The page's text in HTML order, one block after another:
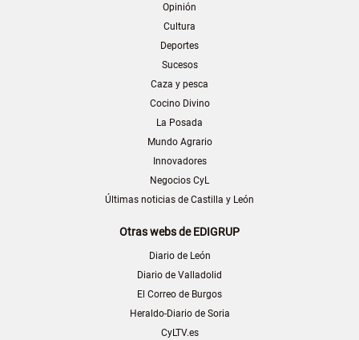
Opinión
Cultura
Deportes
Sucesos
Caza y pesca
Cocino Divino
La Posada
Mundo Agrario
Innovadores
Negocios CyL
Últimas noticias de Castilla y León
Otras webs de EDIGRUP
Diario de León
Diario de Valladolid
El Correo de Burgos
Heraldo-Diario de Soria
CyLTV.es